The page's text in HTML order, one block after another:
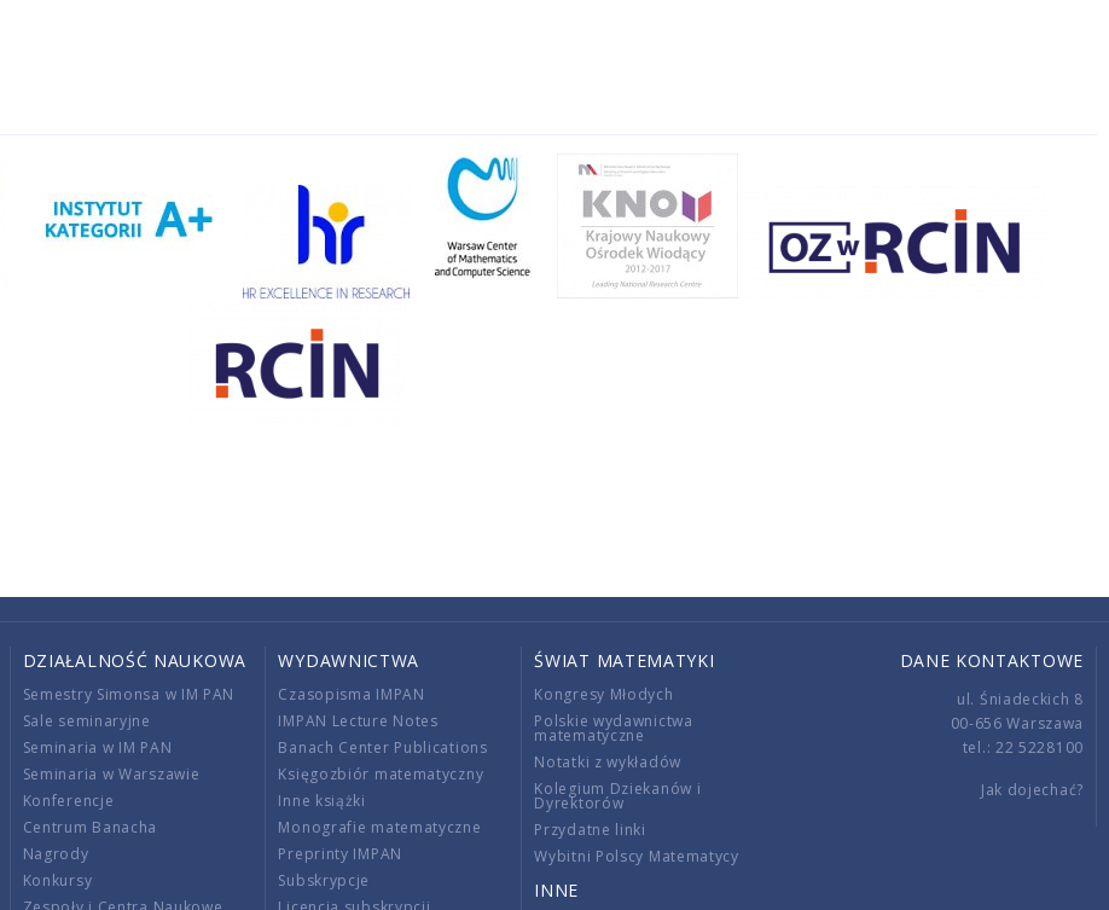
DZIAŁALNOŚĆ NAUKOWA
Semestry Simonsa w IM PAN
Sale seminaryjne
Seminaria w IM PAN
Seminaria w Warszawie
Konferencje
Centrum Banacha
Nagrody
Konkursy
WYDAWNICTWA
Czasopisma IMPAN
IMPAN Lecture Notes
Banach Center Publications
Księgozbiór matematyczny
Inne książki
Monografie matematyczne
Preprinty IMPAN
Subskrypcje
ŚWIAT MATEMATYKI
Kongresy Młodych
Polskie wydawnictwa
matematyczne
Notatki z wykładów
Kolegium Dziekanów i
Dyrektorów
Przydatne linki
Wybitni Polscy Matematycy
INNE
DANE KONTAKTOWE
ul. Śniadeckich 8
00-656 Warszawa
tel.: 22 5228100
Jak dojechać?